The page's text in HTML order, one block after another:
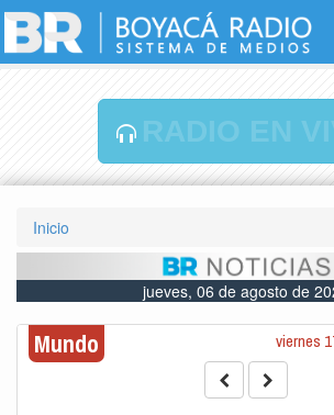
RADIO EN
Inicio
jueves, 06 de agosto de
Mundo viernes